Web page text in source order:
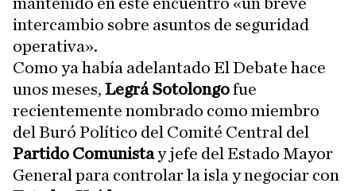
intercambio sobre asuntos de seguridad
operativa».
Como ya había adelantado El Debate hace
unos meses, Legrá Sotolongofue
recientemente nombrado como miembro
del Buró Político del Comité Central del
Partido Comunistay jefe del Estado Mayor
General para controlar la isla y negociar con